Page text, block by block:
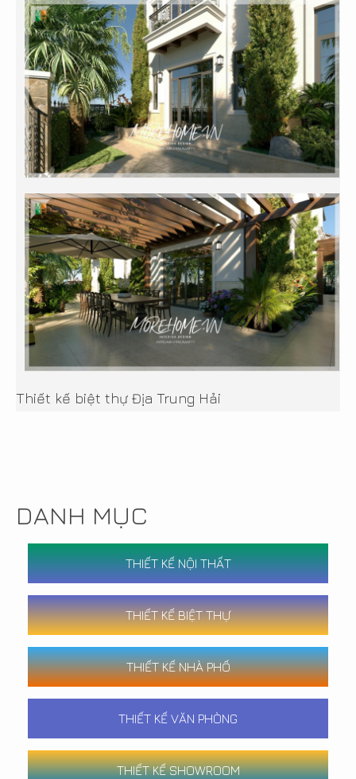
Thiết kế biệt thự Địa Trung Hải
DANH MỤC
THIẾT KẾ NỘI THẤT
THIẾT KẾ BIỆT THỰ
THIẾT KẾ NHÀ PHỐ
THIẾT KẾ VĂN PHÒNG
THIẾT KẾ SHOWROOM